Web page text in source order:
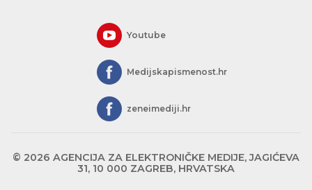
Youtube
Medijskapismenost.hr
zeneimediji.hr
© 2026 AGENCIJA ZA ELEKTRONIČKE MEDIJE, JAGIĆEVA
31, 10 000 ZAGREB, HRVATSKA